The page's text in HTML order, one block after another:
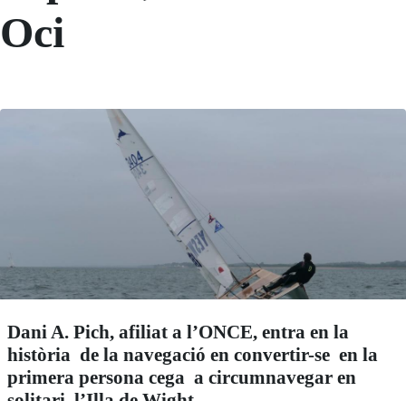
Oci
Dani A. Pich, afiliat a l’ONCE, entra en la
història de la navegació en convertir-se en la
primera persona cega a circumnavegar en